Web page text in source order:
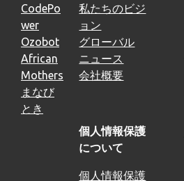
CodePo
wer
Ozobot
African
Mothers
まなび
とき
私たちのビジ
ョン
グローバル
ニュース
会社概要
個人情報保護
について
個人情報保護